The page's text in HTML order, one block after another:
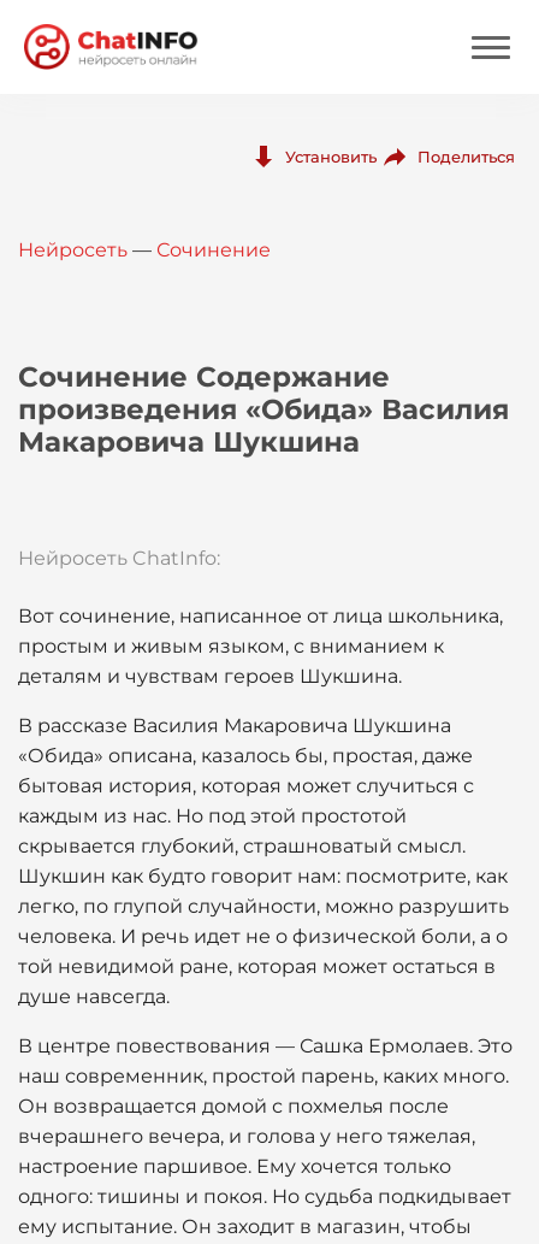
Вход
Установить Поделиться
Нейросеть — Сочинение
Сочинение Содержание
произведения «Обида» Василия
Макаровича Шукшина
Нейросеть ChatInfo:
Вот сочинение, написанное от лица школьника,
простым и живым языком, с вниманием к
деталям и чувствам героев Шукшина.
В рассказе Василия Макаровича Шукшина
«Обида» описана, казалось бы, простая, даже
бытовая история, которая может случиться с
каждым из нас. Но под этой простотой
скрывается глубокий, страшноватый смысл.
Шукшин как будто говорит нам: посмотрите, как
легко, по глупой случайности, можно разрушить
человека. И речь идет не о физической боли, а о
той невидимой ране, которая может остаться в
душе навсегда.
В центре повествования — Сашка Ермолаев. Это
наш современник, простой парень, каких много.
Он возвращается домой с похмелья после
вчерашнего вечера, и голова у него тяжелая,
настроение паршивое. Ему хочется только
одного: тишины и покоя. Но судьба подкидывает
ему испытание. Он заходит в магазин, чтобы